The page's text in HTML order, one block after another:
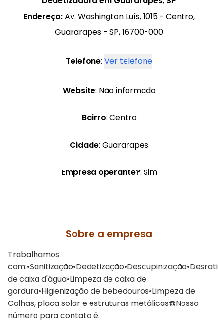
Endereço:Av. Washington Luís, 1015 - Centro,
Guararapes - SP, 16700-000
Telefone: Ver telefone
Website: Não informado
Bairro: Centro
Cidade: Guararapes
Empresa operante?: Sim
Sobre a empresa
Trabalhamos
de caixa d'água•Limpeza de caixa de
gordura•Higienização de bebedouros•Limpeza de
Calhas, placa solar e estruturas metálicas☎️Nosso
número para contato é.